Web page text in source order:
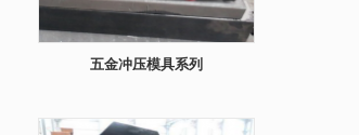
五金冲压模具系列